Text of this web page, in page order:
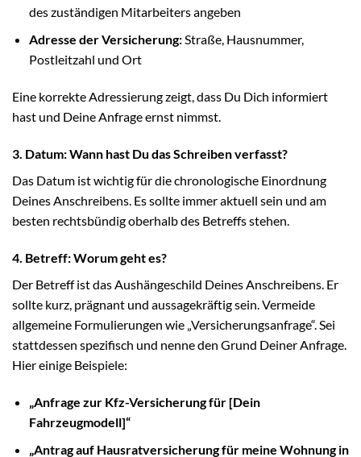
des zuständigen Mitarbeiters angeben
Adresse der Versicherung:Straße, Hausnummer,
Postleitzahl und Ort
Eine korrekte Adressierung zeigt, dass Du Dich informiert
hast und Deine Anfrage ernst nimmst.
3. Datum: Wann hast Du das Schreiben verfasst?
Das Datum ist wichtig für die chronologische Einordnung
Deines Anschreibens. Es sollte immer aktuell sein und am
besten rechtsbündig oberhalb des Betreffs stehen.
4. Betreff: Worum geht es?
Der Betreff ist das Aushängeschild Deines Anschreibens. Er
sollte kurz, prägnant und aussagekräftig sein. Vermeide
allgemeine Formulierungen wie „Versicherungsanfrage“. Sei
stattdessen spezifisch und nenne den Grund Deiner Anfrage.
Hier einige Beispiele:
„Anfrage zur Kfz-Versicherung für [Dein
Fahrzeugmodell]“
„Antrag auf Hausratversicherung für meine Wohnung in